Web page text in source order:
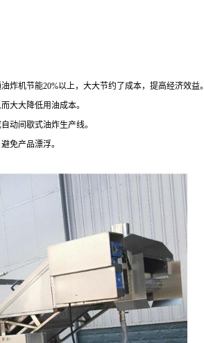
炸机节能20%以上，大大节约了成本，提高经济效益。
大大降低用油成本。
动间歇式油炸生产线。
免产品漂浮。